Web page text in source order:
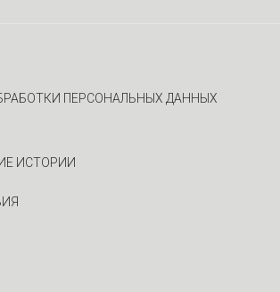
ПЕРСОНАЛЬНЫХ ДАННЫХ
ИСТОРИИ